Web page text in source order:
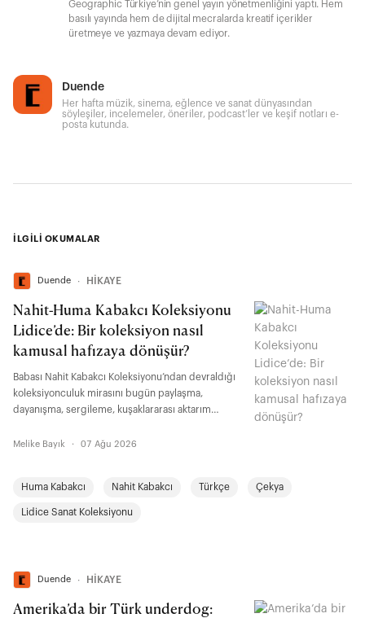
Geographic Türkiye’nin genel yayın yönetmenliğini yaptı. Hem
basılı yayında hem de dijital mecralarda kreatif içerikler
üretmeye ve yazmaya devam ediyor.
Duende
Her hafta müzik, sinema, eğlence ve sanat dünyasından
söyleşiler, incelemeler, öneriler, podcast’ler ve keşif notları e-
posta kutunda.
İLGİLİ OKUMALAR
Duende ∙ HİKAYE
Nahit-Huma Kabakcı Koleksiyonu
Lidice’de: Bir koleksiyon nasıl
kamusal hafızaya dönüşür?
Babası Nahit Kabakcı Koleksiyonu’ndan devraldığı
koleksiyonculuk mirasını bugün paylaşma,
dayanışma, sergileme, kuşaklararası aktarım
koleksiyonun kuşaklar boyunca geçirdiği
diyalog alanlarını ve Lidice ile kurulan işbirliğini
konuştuk.
Melike Bayık · 07 Ağu 2026
Huma Kabakcı Nahit Kabakcı Türkçe Çekya
Lidice Sanat Koleksiyonu
Duende ∙ HİKAYE
Amerika’da bir Türk underdog: